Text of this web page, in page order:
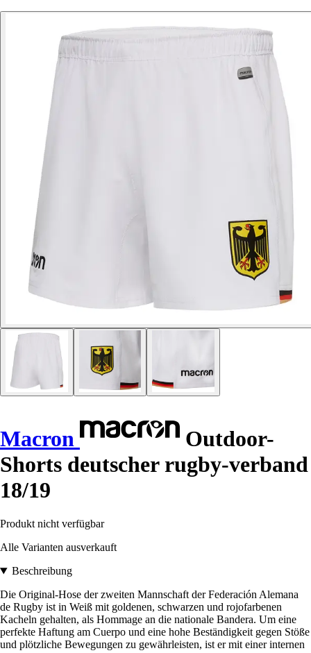
Macron
Outdoor-
Shorts deutscher rugby-verband
18/19
Produkt nicht verfügbar
Alle Varianten ausverkauft
Beschreibung
Die Original-Hose der zweiten Mannschaft der Federación Alemana
de Rugby ist in Weiß mit goldenen, schwarzen und rojofarbenen
Kacheln gehalten, als Hommage an die nationale Bandera. Um eine
perfekte Haftung am Cuerpo und eine hohe Beständigkeit gegen Stöße
und plötzliche Bewegungen zu gewährleisten, ist er mit einer internen